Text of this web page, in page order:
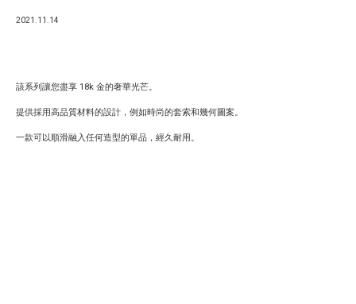
2021.11.14
該系列讓您盡享 18k 金的奢華光芒。
提供採用高品質材料的設計，例如時尚的套索和幾何圖案。
一款可以順滑融入任何造型的單品，經久耐用。